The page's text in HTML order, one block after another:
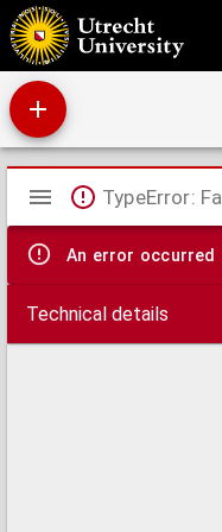
Vermaningen in den biechtstoel en
feestdagen des jaars
Mirador
viewer
TypeError:
An error occurred
Technical details